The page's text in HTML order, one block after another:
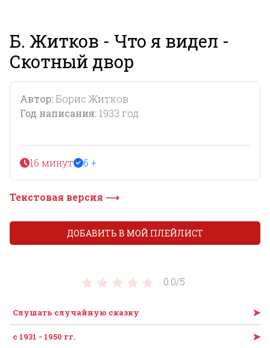
Б. Житков - Что я видел -
Скотный двор
Автор: Борис Житков
Год написания: 1933 год
16 минут 6 +
Текстовая версия ⟶
0.0/5
Слушать случайную сказку ➤
с 1931 - 1950 гг. ➤
ДОБАВИТЬ В МОЙ ПЛЕЙЛИСТ